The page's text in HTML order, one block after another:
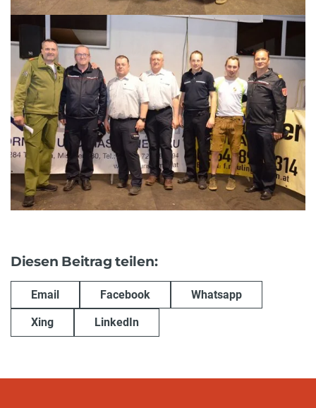
Diesen Beitrag teilen:
Email Facebook Whatsapp
Xing LinkedIn